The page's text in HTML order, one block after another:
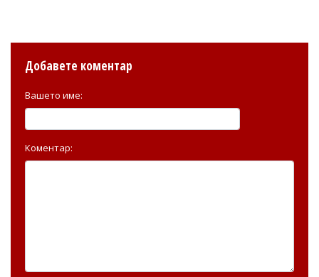
Добавете коментар
Вашето име:
Коментар: